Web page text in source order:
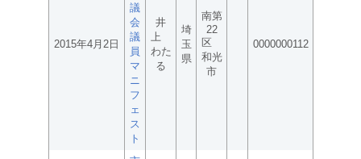
2015年4月2日
議
会
議
員
マ
ニ
フ
ェ
ス
ト
井
上
わた
る
埼
玉
県
南第
22
区
和光
市
0000000112